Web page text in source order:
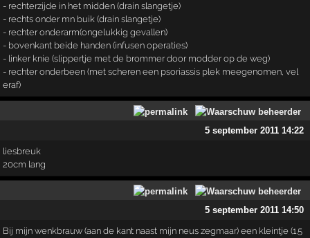
- rechterzijde in het midden (drain slangetje)
- rechts onder mn buik (drain slangetje)
- rechter onderarm(ongelukkig gevallen)
- bovenkant beide handen (infusen operaties)
- linker knie (slippertje met de brommer door modder op de weg)
- rechter onderbeen (met scheren een psoriassis plek meegenomen, vel
eraf)
5 september 2011 14:22
liesbreuk
20cm lang
5 september 2011 14:50
Bij mijn wenkbrauw (aan de kant naast mijn neus zegmaar) een kleintje (1.5